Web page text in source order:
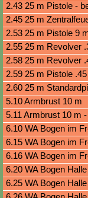
2.43 25 m Pistole -
2.45 25 m
2.53 25 m Pistole 9
2.55 25 m Revolver
2.58 25 m Revolver
2.59 25 m Pistole
2.60 25 m
5.10 Armbrust 10 m
5.11 Armbrust 10 m
6.10 WA Bogen im
6.15 WA Bogen im
6.16 WA Bogen im
6.20 WA Bogen
6.25 WA Bogen